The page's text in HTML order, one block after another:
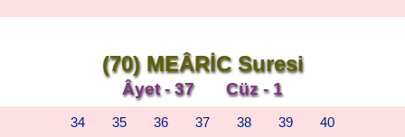
(70) MEÂRİC Suresi
Âyet - 37 Cüz - 1
34 35 36 37 38 39 40